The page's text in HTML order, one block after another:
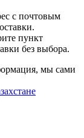
с почтовым
пункт
без выбора.
мы сами